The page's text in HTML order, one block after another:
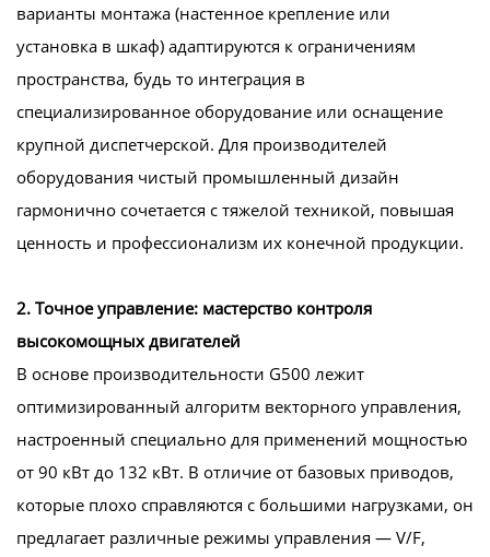
варианты монтажа (настенное крепление или
установка в шкаф) адаптируются к ограничениям
пространства, будь то интеграция в
специализированное оборудование или оснащение
крупной диспетчерской. Для производителей
оборудования чистый промышленный дизайн
гармонично сочетается с тяжелой техникой, повышая
ценность и профессионализм их конечной продукции.
2. Точное управление: мастерство контроля
высокомощных двигателей
В основе производительности G500 лежит
оптимизированный алгоритм векторного управления,
настроенный специально для применений мощностью
от 90 кВт до 132 кВт. В отличие от базовых приводов,
которые плохо справляются с большими нагрузками, он
предлагает различные режимы управления — V/F,